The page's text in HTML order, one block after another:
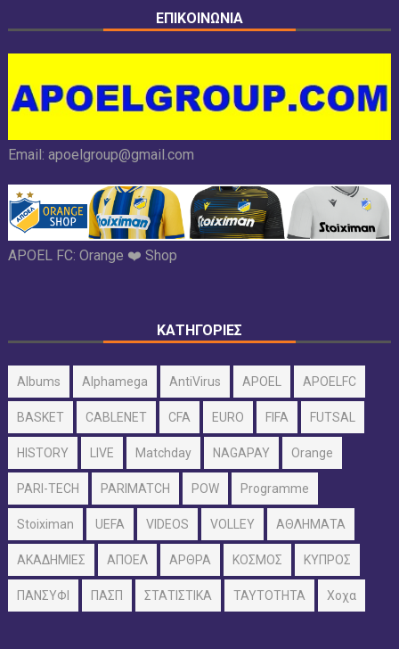
ΕΠΙΚΟΙΝΩΝΙΑ
Email: apoelgroup@gmail.com
APOEL FC: Orange ❤️ Shop
ΚΑΤΗΓΟΡΙΕΣ
Albums Alphamega AntiVirus APOEL APOELFC
BASKET CABLENET CFA EURO FIFA FUTSAL
HISTORY LIVE Matchday NAGAPAY Orange
PARI-TECH PARIMATCH POW Programme
Stoiximan UEFA VIDEOS VOLLEY ΑΘΛΗΜΑΤΑ
ΑΚΑΔΗΜΙΕΣ ΑΠΟΕΛ ΑΡΘΡΑ ΚΟΣΜΟΣ ΚΥΠΡΟΣ
ΠΑΝΣΥΦΙ ΠΑΣΠ ΣΤΑΤΙΣΤΙΚΑ ΤΑΥΤΟΤΗΤΑ Χοχα